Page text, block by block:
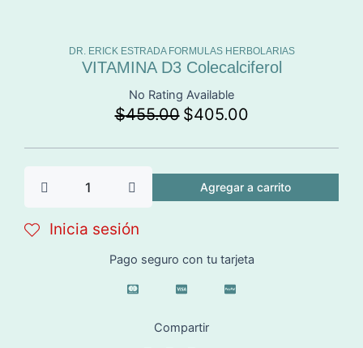
DR. ERICK ESTRADA FORMULAS HERBOLARIAS
VITAMINA D3 Colecalciferol
No Rating Available
$455.00 Original
was:
$455.00.
$405.00Current
is:
$405.00.
cantidad
Agregar a carrito
Inicia sesión
Pago seguro con tu tarjeta
Compartir